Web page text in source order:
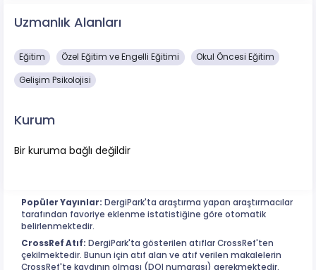
Uzmanlık Alanları
Eğitim Özel Eğitim ve Engelli Eğitimi Okul Öncesi Eğitim
Gelişim Psikolojisi
Kurum
Bir kuruma bağlı değildir
Popüler Yayınlar: DergiPark'ta araştırma yapan araştırmacılar
tarafından favoriye eklenme istatistiğine göre otomatik
belirlenmektedir.
CrossRef Atıf: DergiPark'ta gösterilen atıflar CrossRef'ten
çekilmektedir. Bunun için atıf alan ve atıf verilen makalelerin
CrossRef'te kaydının olması (DOI numarası) gerekmektedir.